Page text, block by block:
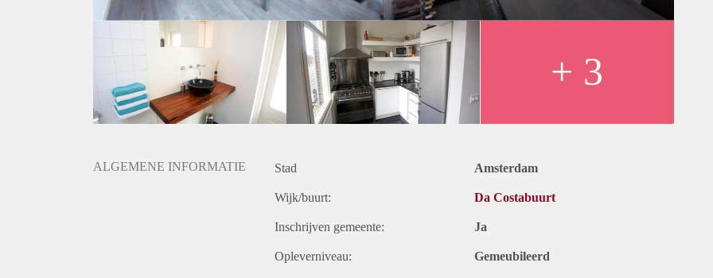
+ 3
ALGEMENE INFORMATIE Stad Amsterdam
Wijk/buurt: Da Costabuurt
Inschrijven gemeente: Ja
Opleverniveau: Gemeubileerd